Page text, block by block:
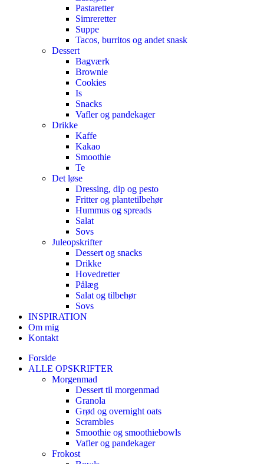
Pastaretter
Simreretter
Suppe
Tacos, burritos og andet snask
Dessert
Bagværk
Brownie
Cookies
Is
Snacks
Vafler og pandekager
Drikke
Kaffe
Kakao
Smoothie
Te
Det løse
Dressing, dip og pesto
Fritter og plantetilbehør
Hummus og spreads
Salat
Sovs
Juleopskrifter
Dessert og snacks
Drikke
Hovedretter
Pålæg
Salat og tilbehør
Sovs
INSPIRATION
Om mig
Kontakt
Forside
ALLE OPSKRIFTER
Morgenmad
Dessert til morgenmad
Granola
Grød og overnight oats
Scrambles
Smoothie og smoothiebowls
Vafler og pandekager
Frokost